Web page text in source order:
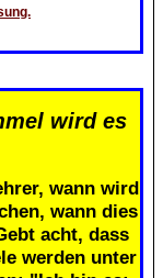
wird es
wann wird
wann dies
acht, dass
werden unter